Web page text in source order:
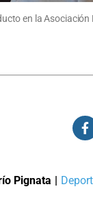
en la
Pignata |